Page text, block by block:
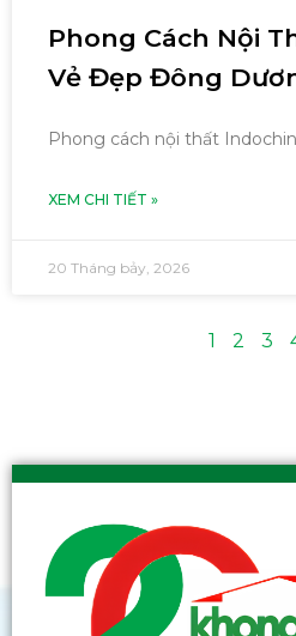
Phong Cách Nội
Vẻ Đẹp Đông
Phong cách nội thất
XEM CHI TIẾT »
20 Tháng bảy, 2026
1 2 3